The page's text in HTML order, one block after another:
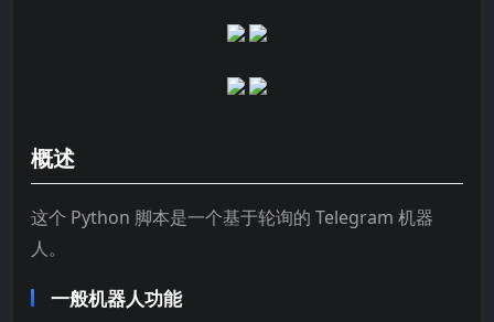
概述
这个 Python 脚本是一个基于轮询的 Telegram 机器
人。
一般机器人功能